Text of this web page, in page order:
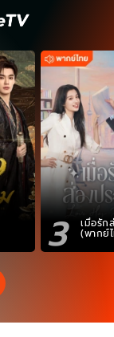
3 เมื่อรัก
(พากย์